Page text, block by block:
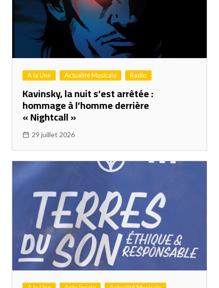
A la Une Actualité Musicale Radio
Kavinsky, la nuit s’est arrêtée :
hommage à l’homme derrière
« Nightcall »
29 juillet 2026